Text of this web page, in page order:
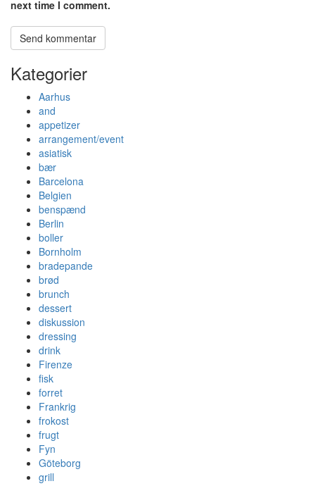
next time I comment.
Kategorier
Aarhus
and
appetizer
arrangement/event
asiatisk
bær
Barcelona
Belgien
benspænd
Berlin
boller
Bornholm
bradepande
brød
brunch
dessert
diskussion
dressing
drink
Firenze
fisk
forret
Frankrig
frokost
frugt
Fyn
Göteborg
grill